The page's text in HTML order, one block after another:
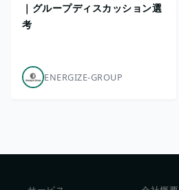
｜グループディスカッション選
考
ENERGIZE-GROUP